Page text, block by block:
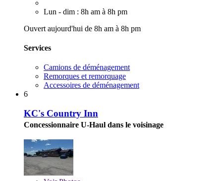
Lun - dim : 8h am à 8h pm
Ouvert aujourd'hui de 8h am à 8h pm
Services
Camions de déménagement
Remorques et remorquage
Accessoires de déménagement
6
KC's Country Inn
Concessionnaire U-Haul dans le voisinage